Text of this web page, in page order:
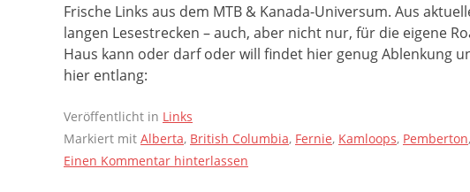
Frische Links aus dem MTB & Kanada-Universum. Aus
langen Lesestrecken – auch, aber nicht nur, für die eigene
Haus kann oder darf oder will findet hier genug Ablenkung
hier entlang:
Veröffentlicht in Links
Markiert mit Alberta, British Columbia, Fernie, Kamloops, Pemberton,
Einen Kommentar hinterlassen